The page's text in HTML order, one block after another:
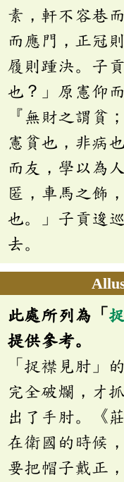
素，軒不容巷
而應門，正冠
履則踵決。子
也？」原憲仰
『無財之謂貧
憲貧也，非病
而友，學以為
匿，車馬之飾
也。」子貢逡
去。
此處所列為「
提供參考。
「捉襟見肘」
完全破爛，才
出了手肘。《
在衛國的時候
要把帽子戴正